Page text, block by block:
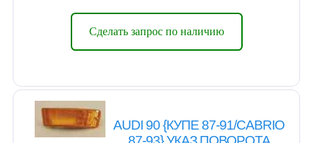
Сделать запрос по наличию
AUDI 90 {КУПЕ 87-91/CABRIO